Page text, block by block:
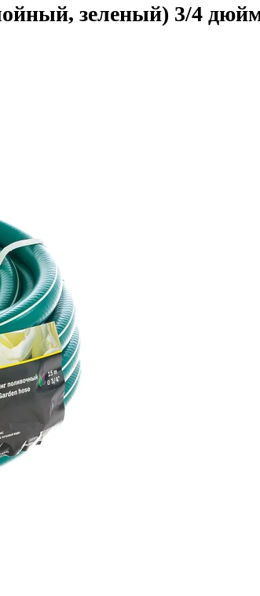
зеленый) 3/4